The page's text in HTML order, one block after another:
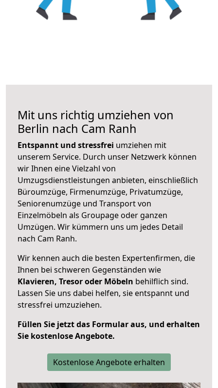
Mit uns richtig umziehen von
Berlin nach Cam Ranh
Entspannt und stressfrei umziehen mit
unserem Service. Durch unser Netzwerk können
wir Ihnen eine Vielzahl von
Umzugsdienstleistungen anbieten, einschließlich
Büroumzüge, Firmenumzüge, Privatumzüge,
Seniorenumzüge und Transport von
Einzelmöbeln als Groupage oder ganzen
Umzügen. Wir kümmern uns um jedes Detail
nach Cam Ranh.
Wir kennen auch die besten Expertenfirmen, die
Ihnen bei schweren Gegenständen wie
Klavieren, Tresor oder Möbeln behilflich sind.
Lassen Sie uns dabei helfen, sie entspannt und
stressfrei umzuziehen.
Füllen Sie jetzt das Formular aus, und erhalten
Sie kostenlose Angebote.
Kostenlose Angebote erhalten